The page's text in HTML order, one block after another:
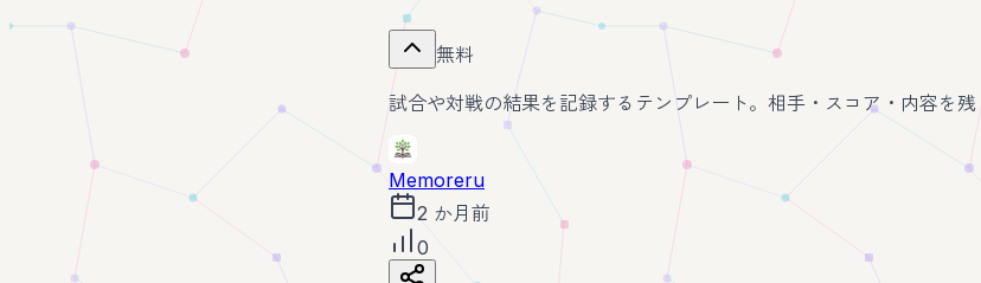
無料
試合や対戦の結果を記録するテンプレート。相手・スコア・内容を
Memoreru
2 か月前
0